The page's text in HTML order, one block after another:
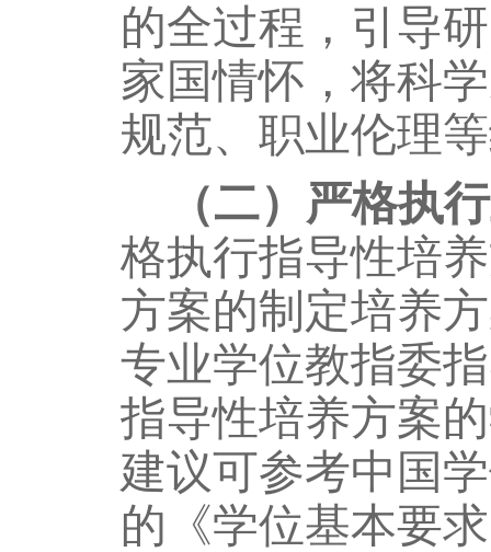
的全过程，引导
家国情怀， 将科
规范、职业伦理
（二） 严格执
格执行指导性培
方案的制定培养
专业学位教指委
指导性培养方案
建议可参考中国
的 《学位基本要